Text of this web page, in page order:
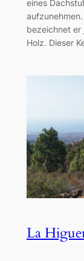
eines
bezeichnet er
Holz. Dieser
La